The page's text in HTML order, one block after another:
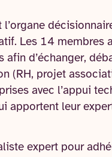
Les 14 membres
afin d’échanger,
(RH, projet
avec l’appui
apportent leur
expert pour